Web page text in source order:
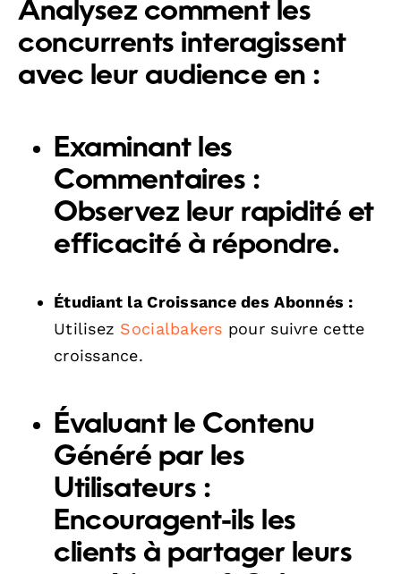
Analysez comment les
concurrents interagissent
avec leur audience en :
Examinant les
Commentaires :
Observez leur rapidité et
efficacité à répondre.
Étudiant la Croissance des Abonnés :
Utilisez Socialbakers pour suivre cette
croissance.
Évaluant le Contenu
Généré par les
Utilisateurs :
Encouragent-ils les
clients à partager leurs